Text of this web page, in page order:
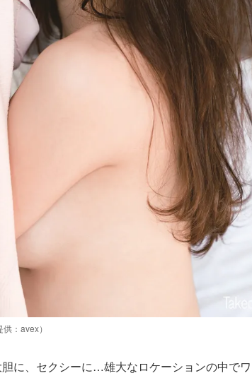
：avex）
に、セクシーに…雄大なロケーションの中で